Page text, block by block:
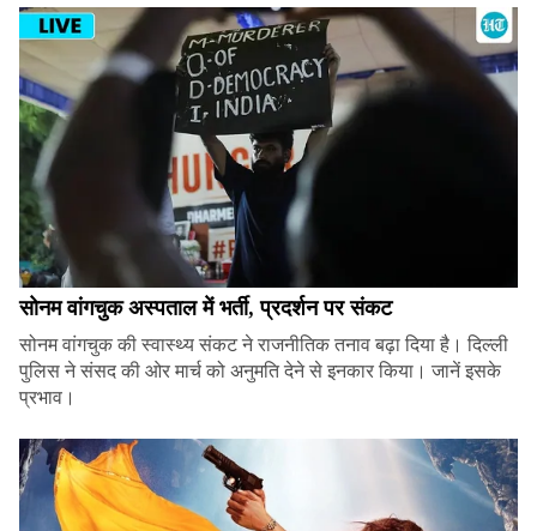
सोनम वांगचुक अस्पताल में भर्ती, प्रदर्शन पर संकट
सोनम वांगचुक की स्वास्थ्य संकट ने राजनीतिक तनाव बढ़ा दिया है। दिल्ली
पुलिस ने संसद की ओर मार्च को अनुमति देने से इनकार किया। जानें इसके
प्रभाव।